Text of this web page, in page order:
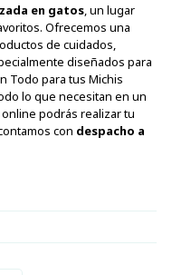
en gatos, un lugar
Ofrecemos una
de cuidados,
diseñados para
Todo para tus Michis
lo que necesitan en un
podrás realizar tu
con despacho a